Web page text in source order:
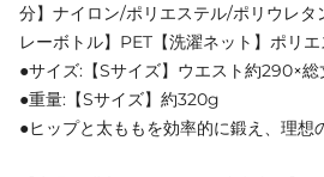
分】ナイロン/ポリエステル/ポリウレ
レーボトル】PET【洗濯ネット】ポリ
●サイズ:【Sサイズ】ウエスト約290×
●重量:【Sサイズ】約320g
●ヒップと太ももを効率的に鍛え、理想